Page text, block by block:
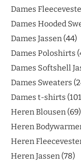
Dames
Dames Hooded
Dames Jassen 44
Dames Poloshirts
Dames Softshell
Dames Sweaters
Dames t-shirts
Heren Blousen 69
Heren
Heren
Heren Jassen 78